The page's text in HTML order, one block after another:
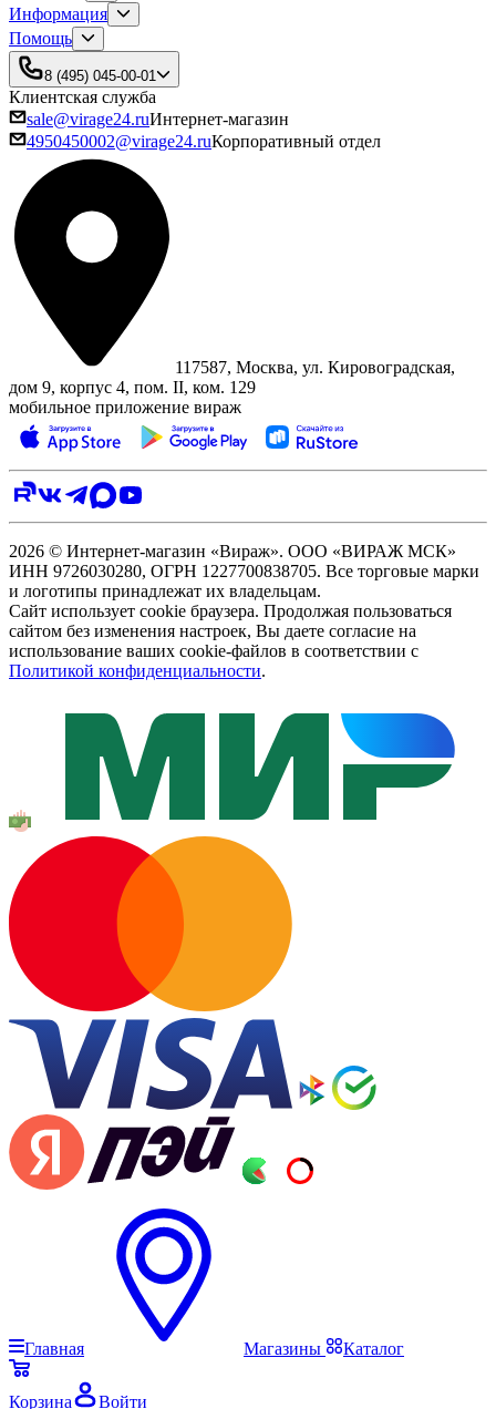
Информация
Помощь
8 (495) 045-00-01
Клиентская служба
sale@virage24.ruИнтернет-магазин
4950450002@virage24.ruКорпоративный отдел
117587, Москва, ул. Кировоградская,
дом 9, корпус 4, пом. II, ком. 129
мобильное приложение вираж
2026 © Интернет-магазин «Вираж». ООО «ВИРАЖ МСК»
ИНН 9726030280, ОГРН 1227700838705. Все торговые марки
и логотипы принадлежат их владельцам.
Сайт использует cookie браузера. Продолжая пользоваться
сайтом без изменения настроек, Вы даете согласие на
использование ваших cookie-файлов в соответствии с
Политикой конфиденциальности.
Главная Магазины Каталог
Корзина Войти